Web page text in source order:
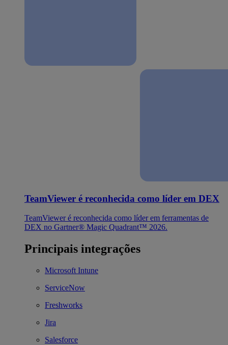
TeamViewer é reconhecida como líder em DEX
TeamViewer é reconhecida como líder em ferramentas de
DEX no Gartner® Magic Quadrant™ 2026.
Principais integrações
Microsoft Intune
ServiceNow
Freshworks
Jira
Salesforce